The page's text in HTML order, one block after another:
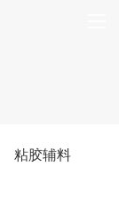
粘胶辅料